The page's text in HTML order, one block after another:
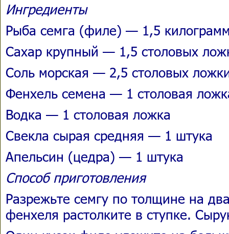
Ингредиенты
Рыба семга (филе) — 1,5
Сахар крупный — 1,5 столовых
Соль морская — 2,5 столовых
Фенхель семена — 1 столовая
Водка — 1 столовая ложка
Свекла сырая средняя — 1 штука
Апельсин (цедра) — 1 штука
Способ приготовления
Разрежьте семгу по толщине на
фенхеля растолките в ступке.